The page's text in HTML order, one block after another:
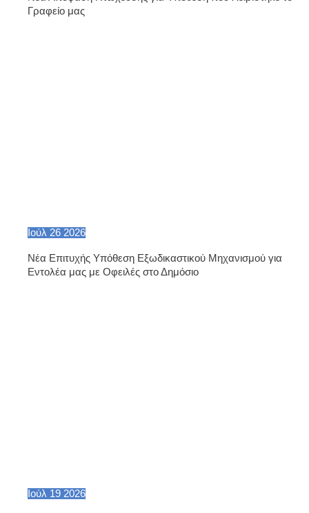
Γραφείο μας
Ιούλ 26 2026
Νέα Επιτυχής Υπόθεση Εξωδικαστικού Μηχανισμού για
Εντολέα μας με Οφειλές στο Δημόσιο
Ιούλ 19 2026